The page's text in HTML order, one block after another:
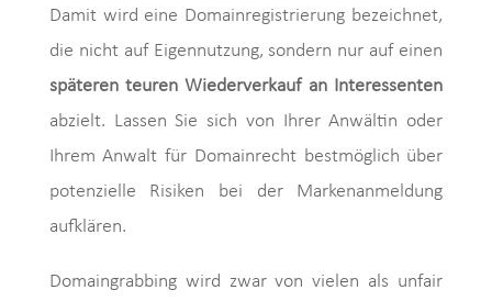
Damit wird eine Domainregistrierung bezeichnet,
die nicht auf Eigennutzung, sondern nur auf einen
späteren teuren Wiederverkauf an Interessenten
abzielt. Lassen Sie sich von Ihrer Anwältin oder
Ihrem Anwalt für Domainrecht bestmöglich über
potenzielle Risiken bei der Markenanmeldung
aufklären.
Domaingrabbing wird zwar von vielen als unfair